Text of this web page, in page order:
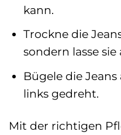
kann.
Trockne die
sondern lasse
Bügele die
links gedreht.
Mit der richtigen